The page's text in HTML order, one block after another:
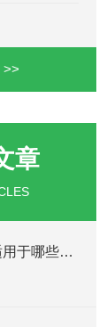
>>
章
铝箔贴面橡塑保温板适用于哪些工程场景？